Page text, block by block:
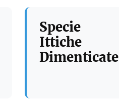
Specie
Ittiche
Dimenticate